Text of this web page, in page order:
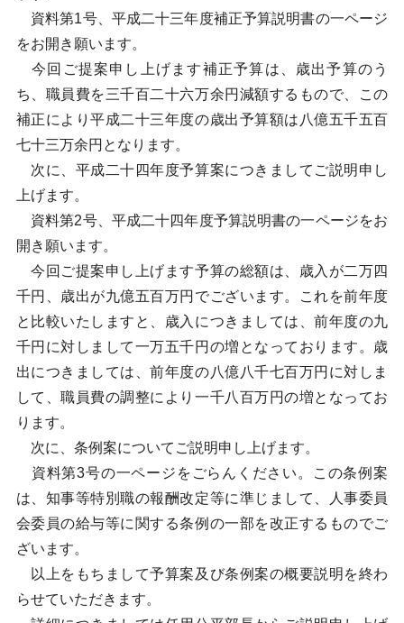
資料第1号、平成二十三年度補正予算説明書の一ページ
をお開き願います。
今回ご提案申し上げます補正予算は、歳出予算のう
ち、職員費を三千百二十六万余円減額するもので、この
補正により平成二十三年度の歳出予算額は八億五千五百
七十三万余円となります。
次に、平成二十四年度予算案につきましてご説明申し
上げます。
資料第2号、平成二十四年度予算説明書の一ページをお
開き願います。
今回ご提案申し上げます予算の総額は、歳入が二万四
千円、歳出が九億五百万円でございます。これを前年度
と比較いたしますと、歳入につきましては、前年度の九
千円に対しまして一万五千円の増となっております。歳
出につきましては、前年度の八億八千七百万円に対しま
して、職員費の調整により一千八百万円の増となってお
ります。
次に、条例案についてご説明申し上げます。
資料第3号の一ページをごらんください。この条例案
は、知事等特別職の報酬改定等に準じまして、人事委員
会委員の給与等に関する条例の一部を改正するものでご
ざいます。
以上をもちまして予算案及び条例案の概要説明を終わ
らせていただきます。